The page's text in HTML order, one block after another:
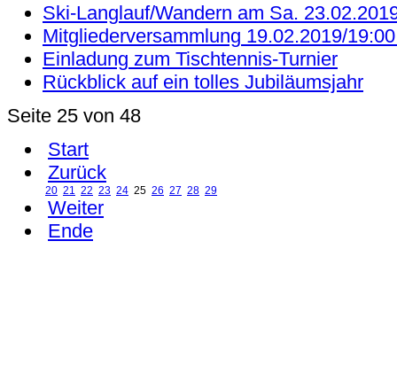
Ski-Langlauf/Wandern am Sa.
Mitgliederversammlung 19.02.2019/
Einladung zum Tischtennis-Turnier
Rückblick auf ein tolles Jubiläumsjahr
Seite 25 von 48
Start
Zurück
20 21 22 23 24 25 26 27 28 29
Weiter
Ende